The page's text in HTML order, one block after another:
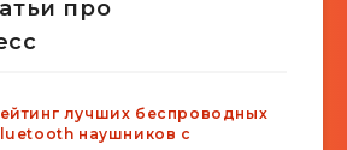
про
лучших беспроводных
наушников с